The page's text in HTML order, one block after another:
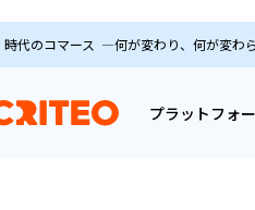
時代のコマース ―何が変わり、何が変わら
プラットフォ